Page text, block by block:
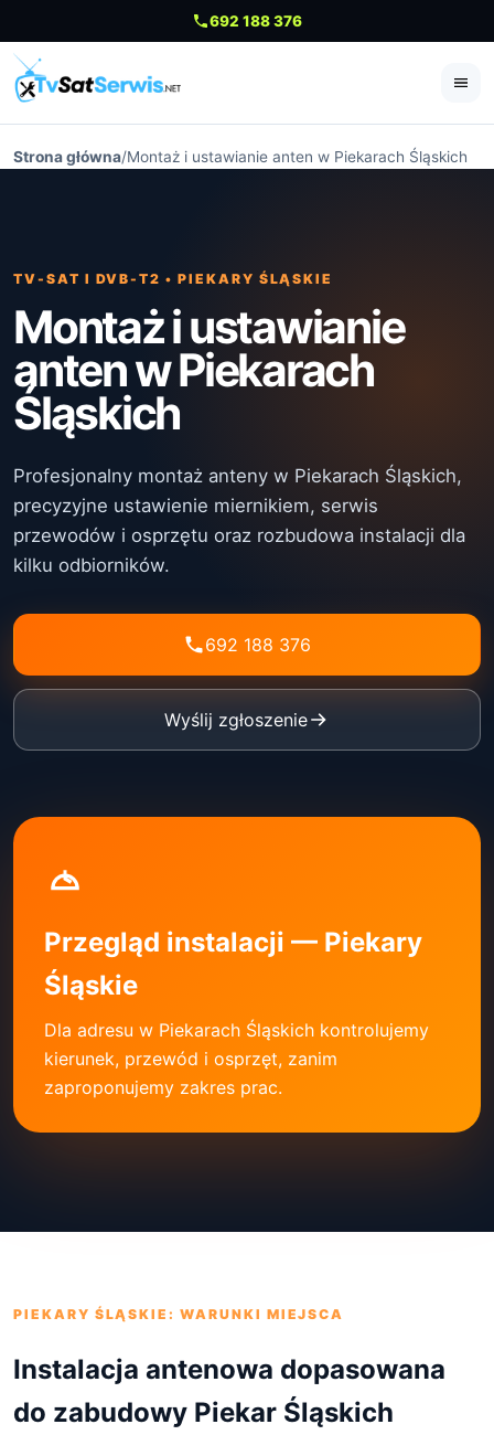
692 188 376
Strona główna/Montaż i ustawianie anten w Piekarach Śląskich
TV-SAT I DVB-T2 • PIEKARY ŚLĄSKIE
Montaż i ustawianie
anten w Piekarach
Śląskich
Profesjonalny montaż anteny w Piekarach Śląskich,
precyzyjne ustawienie miernikiem, serwis
przewodów i osprzętu oraz rozbudowa instalacji dla
kilku odbiorników.
692 188 376
Wyślij zgłoszenie
Przegląd instalacji — Piekary
Śląskie
Dla adresu w Piekarach Śląskich kontrolujemy
kierunek, przewód i osprzęt, zanim
zaproponujemy zakres prac.
PIEKARY ŚLĄSKIE: WARUNKI MIEJSCA
Instalacja antenowa dopasowana
do zabudowy Piekar Śląskich